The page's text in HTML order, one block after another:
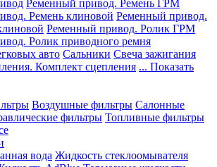
Ременный привод. Ремень ГРМ
Ремень клиновой Ременный привод.
Ременный привод. Ролик ГРМ
Ролик приводного ремня
авто Сальники Свеча зажигания
Комплект сцепления ... Показать
Воздушные фильтры Салонные
фильтры Топливные фильтры
вода Жидкость стеклоомывателя